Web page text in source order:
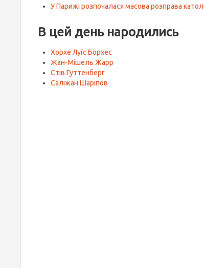
У Парижі розпочалася масова розправа
В цей день народились
Хорхе Луїс Борхес
Жан-Мішель Жарр
Стів Гуттенберг
Саліжан Шаріпов